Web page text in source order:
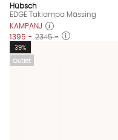
Hübsch
EDGE Taklampa Mässing
KAMPANJ
1395 :- 2345 :-
Outlet
39%